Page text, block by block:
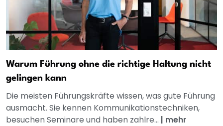
Warum Führung ohne die richtige Haltung nicht
gelingen kann
Die meisten Führungskräfte wissen, was gute Führung
ausmacht. Sie kennen Kommunikationstechniken,
besuchen Seminare und haben zahlre... | mehr